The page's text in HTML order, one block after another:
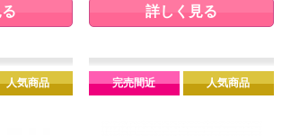
詳しく見る
人気商品 完売間近 人気商品